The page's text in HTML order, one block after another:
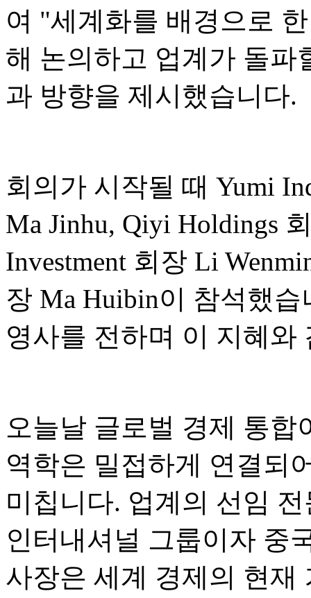
여 "세계화를 배경으로
해 논의하고 업계가 돌파
과 방향을 제시했습니다.
회의가 시작될 때 Yumi
Ma Jinhu, Qiyi Holdings
Investment 회장 Li
장 Ma Huibin이 참석했
영사를 전하며 이 지혜와
오늘날 글로벌 경제 통
역학은 밀접하게 연결되
미칩니다. 업계의 선임
인터내셔널 그룹이자 중
사장은 세계 경제의 현재